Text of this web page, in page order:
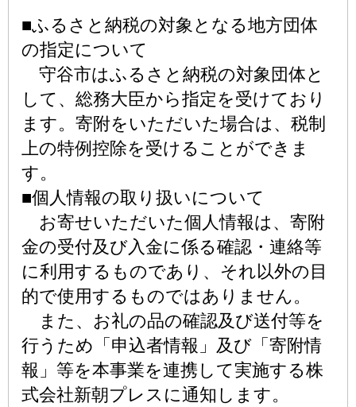
■ふるさと納税の対象となる地方団体
の指定について
守谷市はふるさと納税の対象団体と
して、総務大臣から指定を受けており
ます。寄附をいただいた場合は、税制
上の特例控除を受けることができま
す。
■個人情報の取り扱いについて
お寄せいただいた個人情報は、寄附
金の受付及び入金に係る確認・連絡等
に利用するものであり、それ以外の目
的で使用するものではありません。
また、お礼の品の確認及び送付等を
行うため「申込者情報」及び「寄附情
報」等を本事業を連携して実施する株
式会社新朝プレスに通知します。